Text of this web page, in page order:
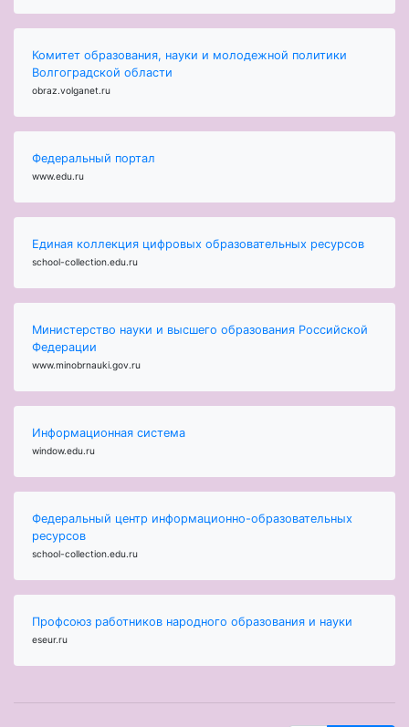
Комитет образования, науки и молодежной политики
Волгоградской области
obraz.volganet.ru
Федеральный портал
www.edu.ru
Единая коллекция цифровых образовательных ресурсов
school-collection.edu.ru
Министерство науки и высшего образования Российской
Федерации
www.minobrnauki.gov.ru
Информационная система
window.edu.ru
Федеральный центр информационно-образовательных
ресурсов
school-collection.edu.ru
Профсоюз работников народного образования и науки
eseur.ru